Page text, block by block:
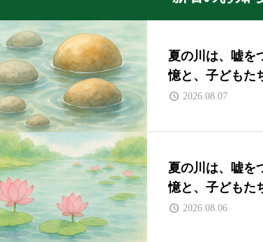
夏の川は、嘘を
憶と、子どもた
2026.08.07
夏の川は、嘘を
憶と、子どもた
2026.08.06